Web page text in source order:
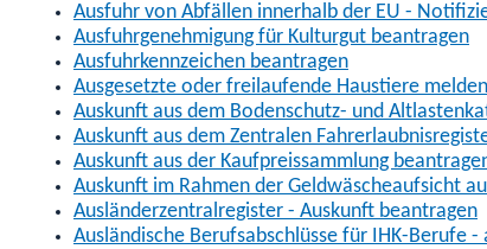
Ausfuhr von Abfällen innerhalb der EU -
Ausfuhrgenehmigung für Kulturgut beantragen
Ausfuhrkennzeichen beantragen
Ausgesetzte oder freilaufende Haustiere
Auskunft aus dem Bodenschutz- und
Auskunft aus dem Zentralen
Auskunft aus der Kaufpreissammlung
Auskunft im Rahmen der Geldwäscheaufsicht
Ausländerzentralregister - Auskunft beantragen
Ausländische Berufsabschlüsse für IHK-Berufe -